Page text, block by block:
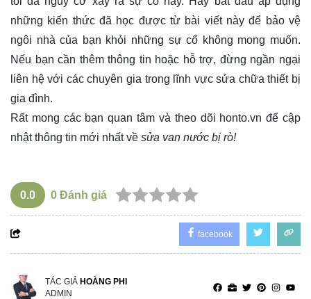
những kiến thức đã học được từ bài viết này để bảo vệ
ngôi nhà của bạn khỏi những sự cố không mong muốn.
Nếu bạn cần thêm thông tin hoặc hỗ trợ, đừng ngần ngại
liên hệ với các chuyên gia trong lĩnh vực sửa chữa thiết bị
gia đình.
Rất mong các bạn quan tâm và theo dõi honto.vn để cập
nhật thông tin mới nhất về sửa van nước bị rò!
0.0 0 Đánh giá
facebook
TÁC GIẢ HOÀNG PHI
ADMIN